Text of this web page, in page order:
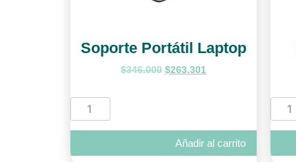
Soporte Portátil Laptop
$346.000 $263.301
Añadir al carrito